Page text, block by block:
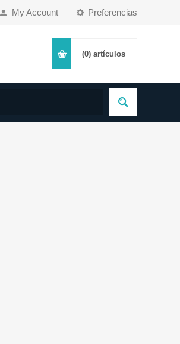
Preferencias
My Account
(0) artículos